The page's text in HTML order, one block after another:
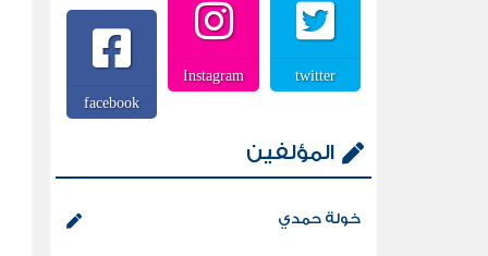
twitter
Instagram
facebook
المؤلفين
خولة حمدي